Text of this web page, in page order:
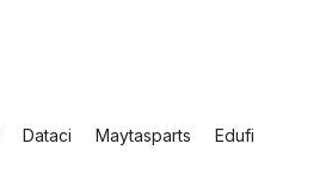
Dataci Maytasparts Edufi